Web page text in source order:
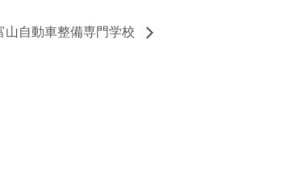
山自動車整備専門学校